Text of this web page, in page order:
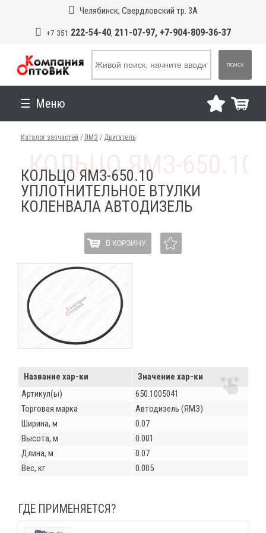
Челябинск, Свердловский тр. 3А
+7 351 222-54-40, 211-07-97, +7-904-809-36-37
ПОИСК
Меню
Каталог запчастей / ЯМЗ / Двигатель
КОЛЬЦО ЯМЗ-650.10
УПЛОТНИТЕЛЬНОЕ ВТУЛКИ
КОЛЕНВАЛА АВТОДИЗЕЛЬ
В КОРЗИНУ
Название хар-ки
Значение хар-ки
Артикул(ы)
650.1005041
Торговая марка
Автодизель (ЯМЗ)
Ширина, м
0.07
Высота, м
0.001
Длина, м
0.07
Вес, кг
0.005
ГДЕ ПРИМЕНЯЕТСЯ?